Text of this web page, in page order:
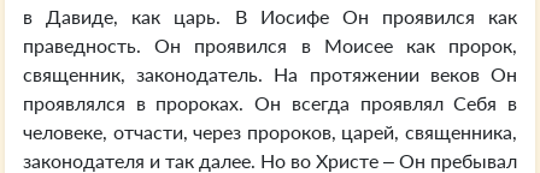
в Давиде, как царь. В Иосифе Он проявился как
праведность. Он проявился в Моисее как пророк,
священник, законодатель. На протяжении веков Он
проявлялся в пророках. Он всегда проявлял Себя в
человеке, отчасти, через пророков, царей, священника,
законодателя и так далее. Но во Христе – Он пребывал